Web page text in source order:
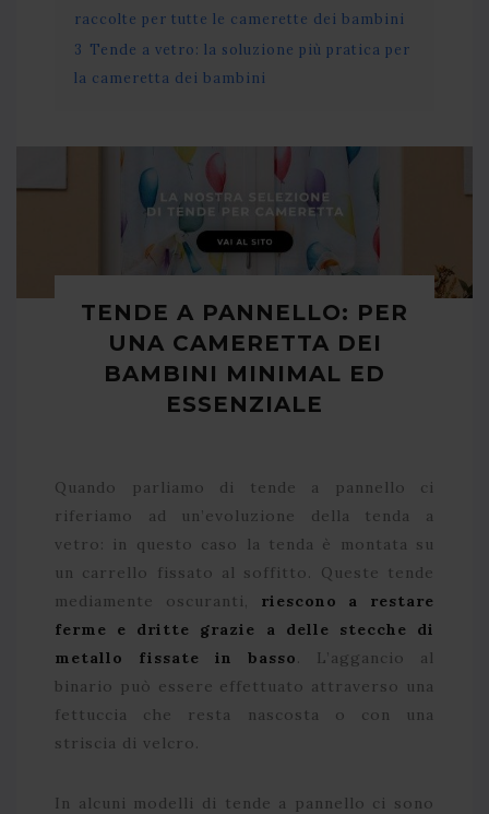
raccolte per tutte le camerette dei bambini
3 Tende a vetro: la soluzione più pratica per
la cameretta dei bambini
TENDE A PANNELLO: PER
UNA CAMERETTA DEI
BAMBINI MINIMAL ED
ESSENZIALE
Quando parliamo di tende a pannello ci
riferiamo ad un’evoluzione della tenda a
vetro: in questo caso la tenda è montata su
un carrello fissato al soffitto. Queste tende
mediamente oscuranti, riescono a restare
ferme e dritte grazie a delle stecche di
metallo fissate in basso. L’aggancio al
binario può essere effettuato attraverso una
fettuccia che resta nascosta o con una
striscia di velcro.
In alcuni modelli di tende a pannello ci sono